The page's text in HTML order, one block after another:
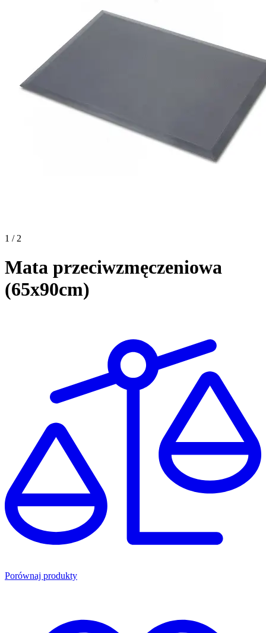
1 / 2
Mata przeciwzmęczeniowa
(65x90cm)
Porównaj produkty